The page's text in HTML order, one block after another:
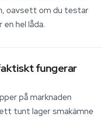
oavsett om du testar
hel låda.
fungerar
på marknaden
tunt lager smakämne